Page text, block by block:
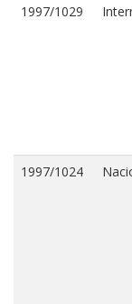
1997/1029
1997/1024